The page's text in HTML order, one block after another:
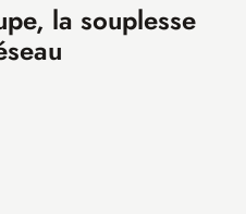
la souplesse